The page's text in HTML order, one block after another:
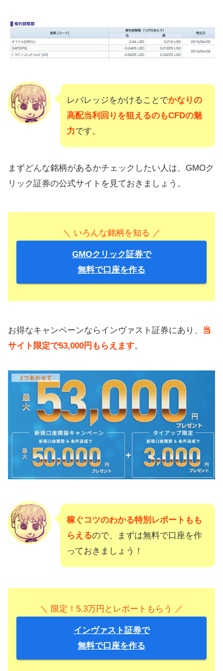
レバレッジをかけることでかなりの
高配当利回りを狙えるのもCFDの魅
力です。
まずどんな銘柄があるかチェックしたい人は、GMOク
リック証券の公式サイトを見ておきましょう。
＼ いろんな銘柄を知る ／
GMOクリック証券で
無料で口座を作る
お得なキャンペーンならインヴァスト証券にあり、 当
サイト限定で53,000円もらえます。
稼ぐコツのわかる特別レポートもも
らえるので、まずは無料で口座を作
っておきましょう！
＼ 限定！5.3万円とレポートもらう ／
インヴァスト証券で
無料で口座を作る